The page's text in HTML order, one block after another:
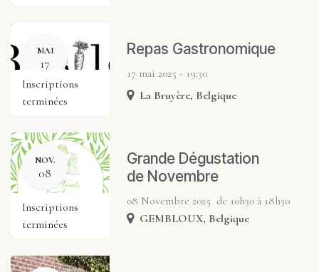
MAI
17
Inscriptions
terminées
Repas Gastronomique
17 mai 2025 - 19:30
La Bruyère, Belgique
NOV.
08
Inscriptions
terminées
Grande Dégustation
de Novembre
08 Novembre 2025 ​de 10h30 à 18h30
GEMBLOUX, Belgique